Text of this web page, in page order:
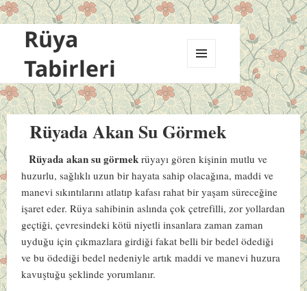
Rüya
Tabirleri
VE
BILEŞENLER
Rüyada Akan Su Görmek
Rüyada akan su görmek rüyayı gören kişinin mutlu ve
huzurlu, sağlıklı uzun bir hayata sahip olacağına, maddi ve
manevi sıkıntılarını atlatıp kafası rahat bir yaşam süreceğine
işaret eder. Rüya sahibinin aslında çok çetrefilli, zor yollardan
geçtiği, çevresindeki kötü niyetli insanlara zaman zaman
uyduğu için çıkmazlara girdiği fakat belli bir bedel ödediği
ve bu ödediği bedel nedeniyle artık maddi ve manevi huzura
kavuştuğu şeklinde yorumlanır.